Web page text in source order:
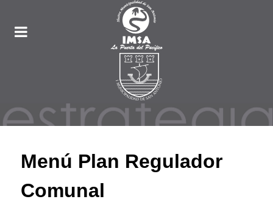
Menú Plan Regulador
Comunal